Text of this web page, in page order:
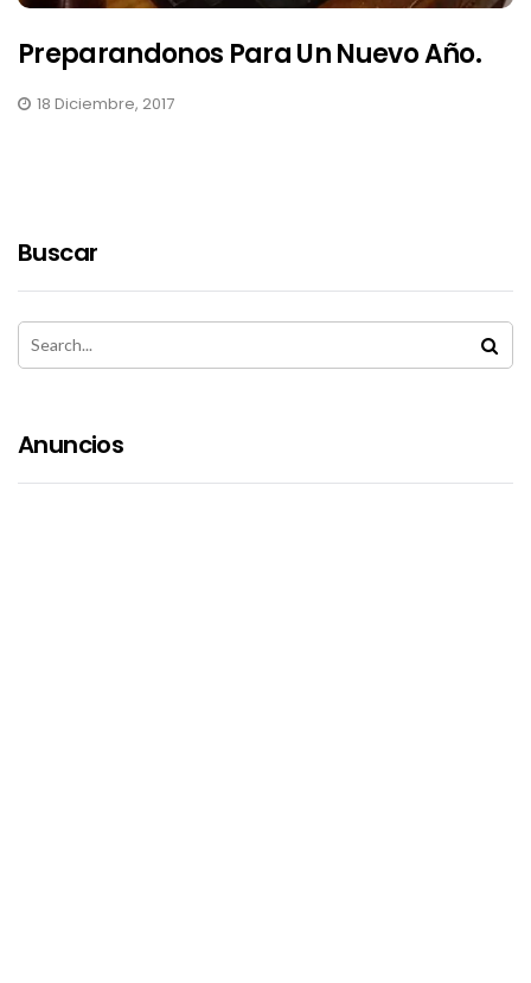
Preparandonos Para Un Nuevo Año.
18 Diciembre, 2017
Buscar
Anuncios